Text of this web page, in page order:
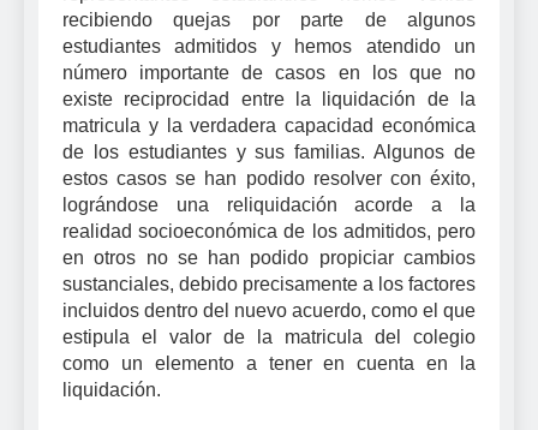
recibiendo quejas por parte de algunos
estudiantes admitidos y hemos atendido un
número importante de casos en los que no
existe reciprocidad entre la liquidación de la
matricula y la verdadera capacidad económica
de los estudiantes y sus familias. Algunos de
estos casos se han podido resolver con éxito,
lográndose una reliquidación acorde a la
realidad socioeconómica de los admitidos, pero
en otros no se han podido propiciar cambios
sustanciales, debido precisamente a los factores
incluidos dentro del nuevo acuerdo, como el que
estipula el valor de la matricula del colegio
como un elemento a tener en cuenta en la
liquidación.